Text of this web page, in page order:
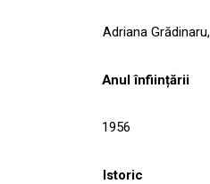
Adriana
Anul înființării
1956
Istoric